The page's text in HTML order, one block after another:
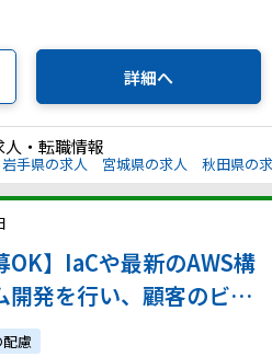
詳細へ
・転職情報
岩手県の求人 宮城県の求人 秋田県の
OK】IaCや最新のAWS構
開発を行い、顧客のビジ
募集します！
慮